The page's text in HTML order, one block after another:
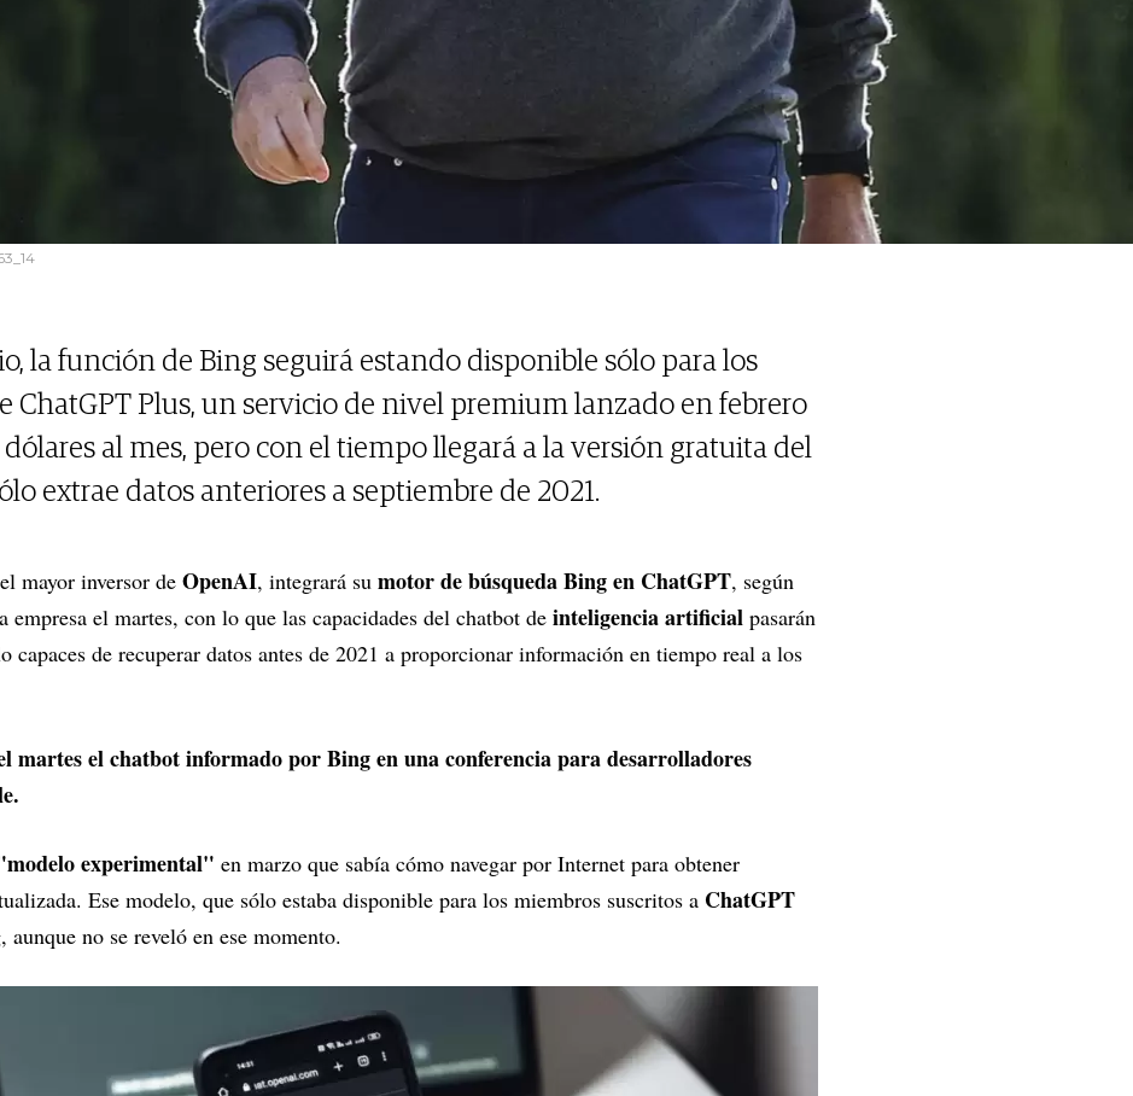
la función de Bing seguirá estando disponible sólo para los
ChatGPT Plus, un servicio de nivel premium lanzado en febrero
al mes, pero con el tiempo llegará a la versión gratuita del
extrae datos anteriores a septiembre de 2021.
mayor inversor de OpenAI, integrará su motor de búsqueda Bing en ChatGPT, según
empresa el martes, con lo que las capacidades del chatbot de inteligencia artificial pasarán
capaces de recuperar datos antes de 2021 a proporcionar información en tiempo real a los
martes el chatbot informado por Bing en una conferencia para desarrolladores
experimental" en marzo que sabía cómo navegar por Internet para obtener
Ese modelo, que sólo estaba disponible para los miembros suscritos a ChatGPT
no se reveló en ese momento.